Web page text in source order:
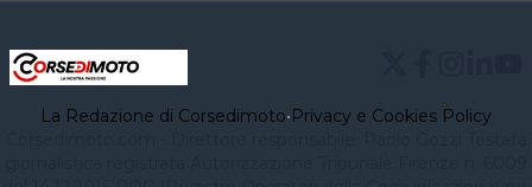
La Redazione di Corsedimoto•Privacy e Cookies Policy